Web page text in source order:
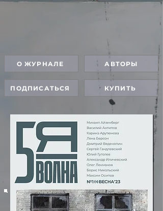
О ЖУРНАЛЕ АВТОРЫ
ПОДПИСАТЬСЯ КУПИТЬ